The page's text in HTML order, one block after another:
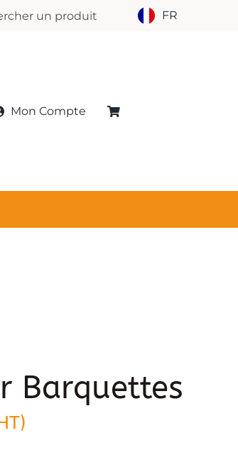
FR
Mon Compte
Barquettes